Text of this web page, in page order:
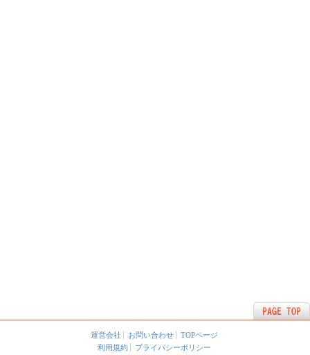
運営会社 お問い合わせ
TOPページ
利用規約
プライバシーポリシー